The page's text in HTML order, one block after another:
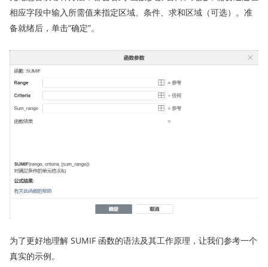
相应字段中输入所需值来指定区域、条件、求和区域（可选）。准
备就绪后，单击“确定”。
为了更好地理解 SUMIF 函数的语法及其工作原理，让我们参考一个
真实的示例。